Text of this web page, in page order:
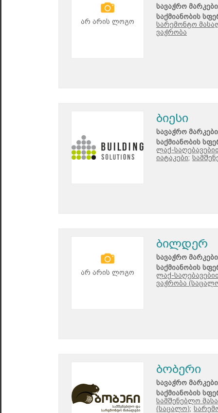
არ არის ლოგო
სავაჭრო
საქმიანობის
სარემონტო
ვაჭრობა
ბიესი
სავაჭრო
საქმიანობის
ლაქ-
იატაკები;
არ არის ლოგო
ბილდერ
სავაჭრო
საქმიანობის
ლაქ-
ვაჭრობა
ბობერი
სავაჭრო
საქმიანობის
სამშენებლო
(საცალო);